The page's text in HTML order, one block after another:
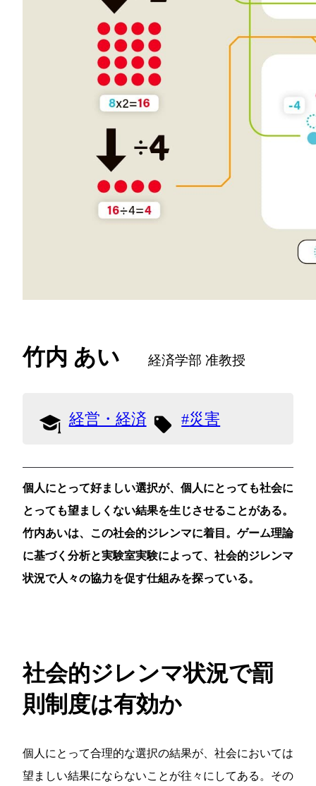
竹内 あい 経済学部 准教授
経営・経済 災害
個人にとって好ましい選択が、個人にとっても社会に
とっても望ましくない結果を生じさせることがある。
竹内あいは、この社会的ジレンマに着目。ゲーム理論
に基づく分析と実験室実験によって、社会的ジレンマ
状況で人々の協力を促す仕組みを探っている。
社会的ジレンマ状況で罰
則制度は有効か
個人にとって合理的な選択の結果が、社会においては
望ましい結果にならないことが往々にしてある。その